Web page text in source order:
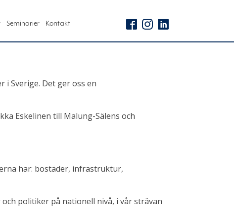
Seminarier Kontakt
i Sverige. Det ger oss en
Eskelinen till Malung-Sälens och
har: bostäder, infrastruktur,
politiker på nationell nivå, i vår strävan